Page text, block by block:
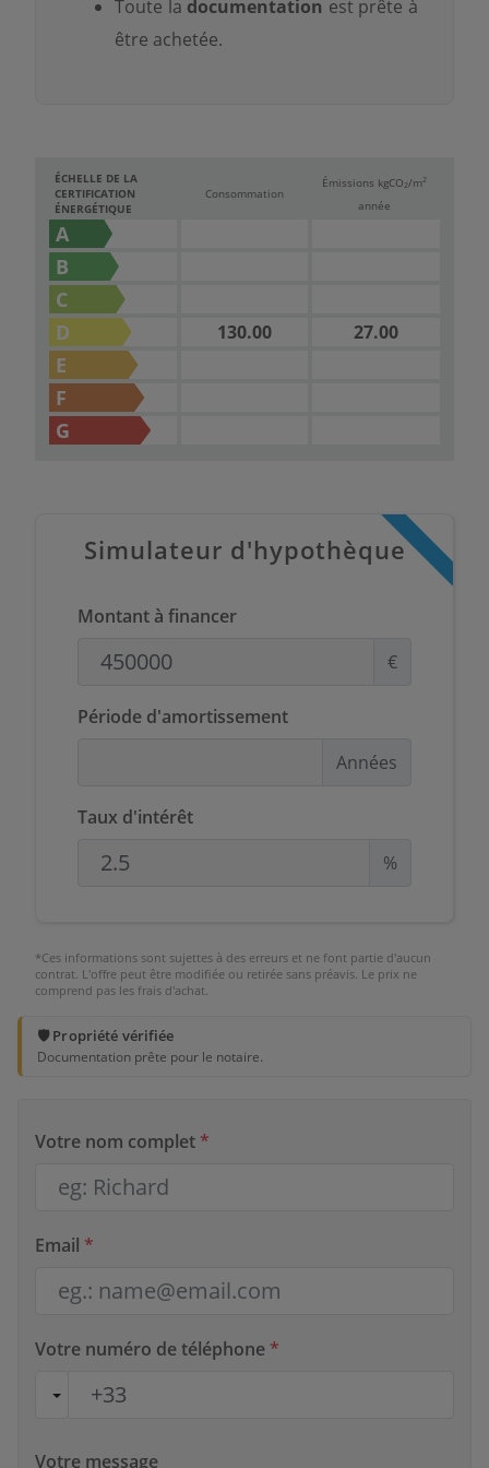
Toute la documentation est prête à
être achetée.
ÉCHELLE DE LA
CERTIFICATION
ÉNERGÉTIQUE
Consommation
Émissions kgCO2/m2
année
A
B
C
D
130.00 27.00
E
F
G
Simulateur d'hypothèque
Montant à financer
€
Période d'amortissement
Années
Taux d'intérêt
%
*Ces informations sont sujettes à des erreurs et ne font partie d'aucun
contrat. L'offre peut être modifiée ou retirée sans préavis. Le prix ne
comprend pas les frais d'achat.
🛡️ Propriété vérifiée
Documentation prête pour le notaire.
Votre nom complet *
Email *
Votre numéro de téléphone *
Votre message